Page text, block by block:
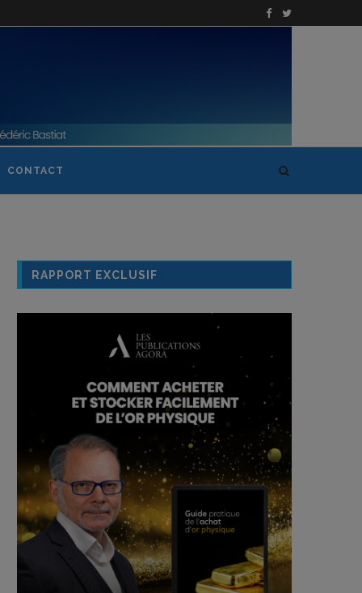
CONTACT
RAPPORT EXCLUSIF